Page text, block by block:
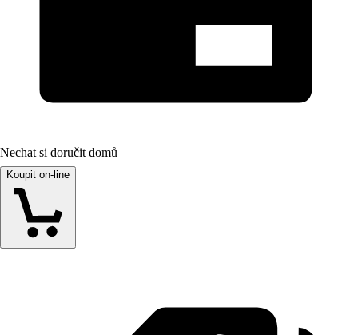
Nechat si doručit domů
Koupit on-line